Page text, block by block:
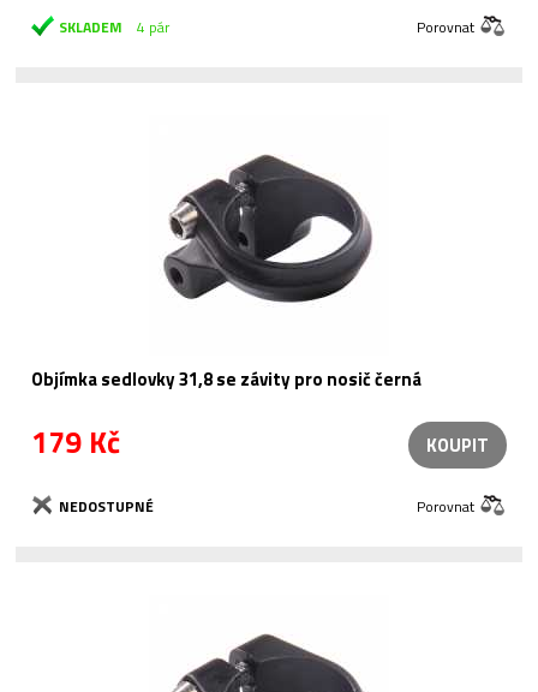
SKLADEM 4 pár Porovnat
Objímka sedlovky 31,8 se závity pro nosič černá
179 Kč KOUPIT
NEDOSTUPNÉ Porovnat